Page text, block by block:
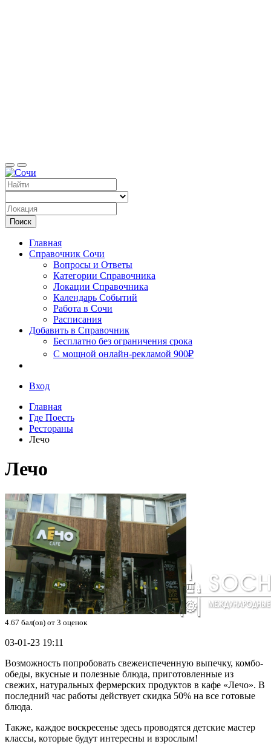
Сочи
Поиск
Главная
Справочник Сочи
Вопросы и Ответы
Категории Справочника
Локации Справочника
Календарь Событий
Работа в Сочи
Расписания
Добавить в Справочник
Бесплатно без ограничения срока
С мощной онлайн-рекламой 900₽
Вход
Главная
Где Поесть
Рестораны
Лечо
Лечо
4.67 бал(ов) от 3 оценок
03-01-23 19:11
Возможность попробовать свежеиспеченную выпечку, комбо-
обеды, вкусные и полезные блюда, приготовленные из
свежих, натуральных фермерских продуктов в кафе «Лечо». В
последний час работы действует скидка 50% на все готовые
блюда.
Также, каждое воскресенье здесь проводятся детские мастер
классы, которые будут интересны и взрослым!